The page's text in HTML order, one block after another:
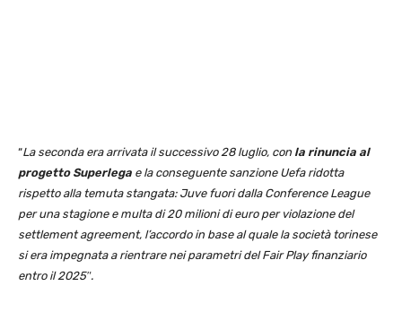
“La seconda era arrivata il successivo 28 luglio, con la rinuncia al
progetto Superlega e la conseguente sanzione Uefa ridotta
rispetto alla temuta stangata: Juve fuori dalla Conference League
per una stagione e multa di 20 milioni di euro per violazione del
settlement agreement, l’accordo in base al quale la società torinese
si era impegnata a rientrare nei parametri del Fair Play finanziario
entro il 2025″.